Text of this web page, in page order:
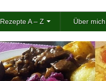
Rezepte A – Z Über mich